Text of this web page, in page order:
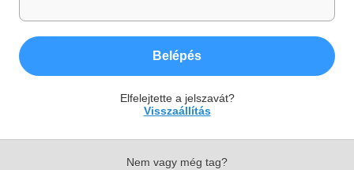
Belépés
Elfelejtette a jelszavát?
Visszaállítás
Nem vagy még tag?